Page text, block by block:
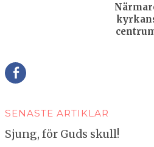
SENASTE ARTIKLAR
Sjung, för Guds skull!